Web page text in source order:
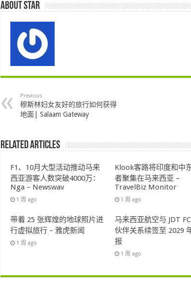
About star
Previous
穆斯林妇女友好的旅行如何获得
地面| Salaam Gateway
Related Articles
F1、10月大型活动推动马来
西亚游客人数突破4000万：
Nga – Newswav
1 周 ago
Klook客路将印度和中
者聚集在马来西亚 –
TravelBiz Monitor
1 周 ago
带着 25 张辉煌的地球照片进
行虚拟旅行 – 雅虎新闻
1 周 ago
马来西亚航空与 JDT
伙伴关系续签至 2029
报
1 周 ago